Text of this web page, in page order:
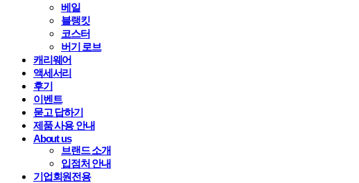
베일
블랭킷
코스터
버기 로브
캐리웨어
액세서리
후기
이벤트
묻고 답하기
제품 사용 안내
About us
브랜드 소개
입점처 안내
기업회원전용